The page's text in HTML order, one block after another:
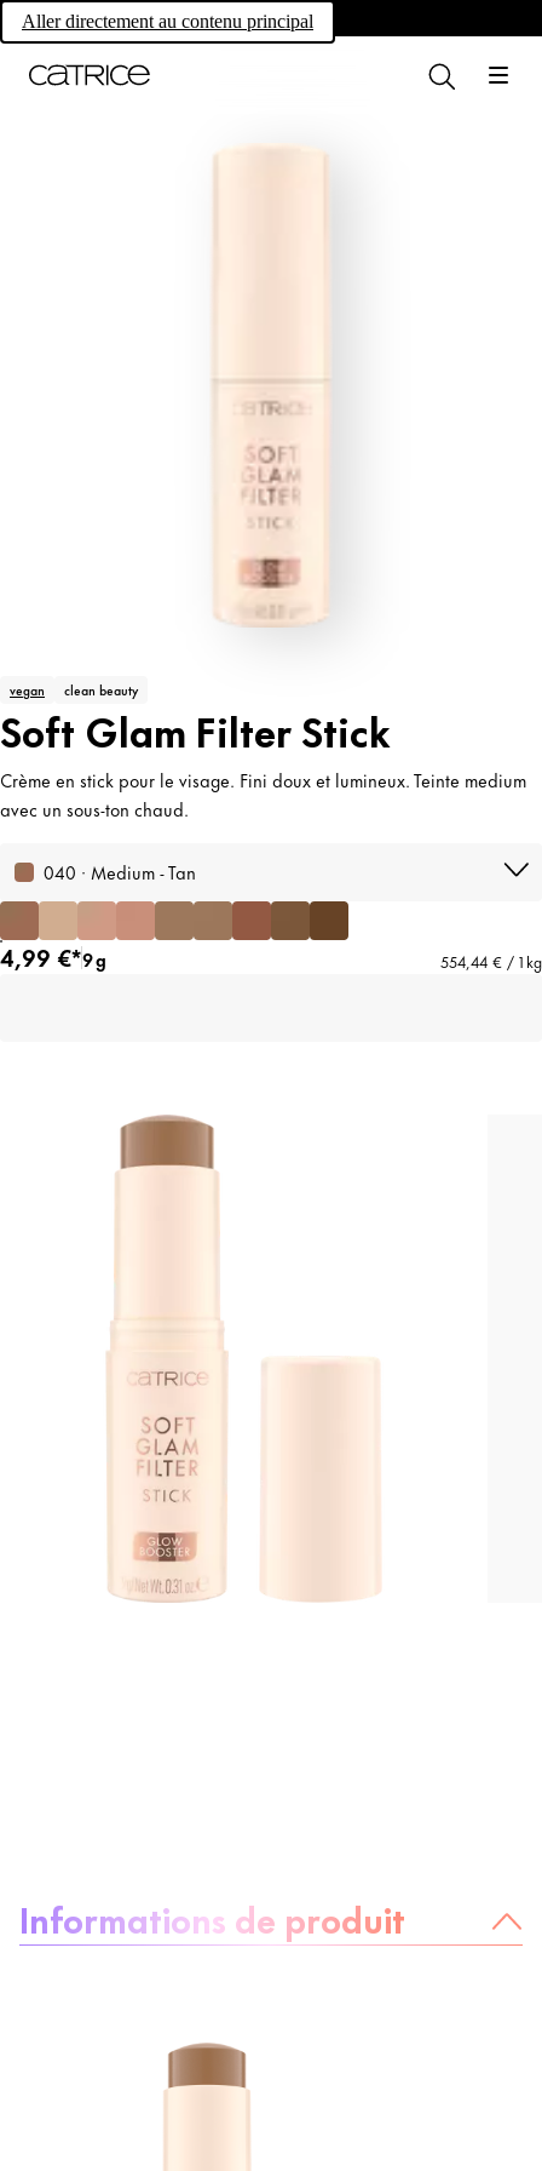
Aller directement au contenu principal
Own your magic.
vegan clean beauty
Soft Glam Filter Stick
Crème en stick pour le visage. Fini doux et lumineux. Teinte medium
avec un sous-ton chaud.
040 · Medium - Tan
4,99 €*9 g 554,44 € / 1 kg
Informations de produit